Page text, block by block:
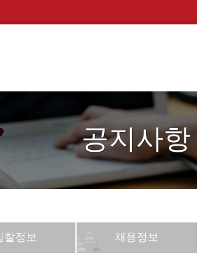
공지사항
찰정보 채용정보